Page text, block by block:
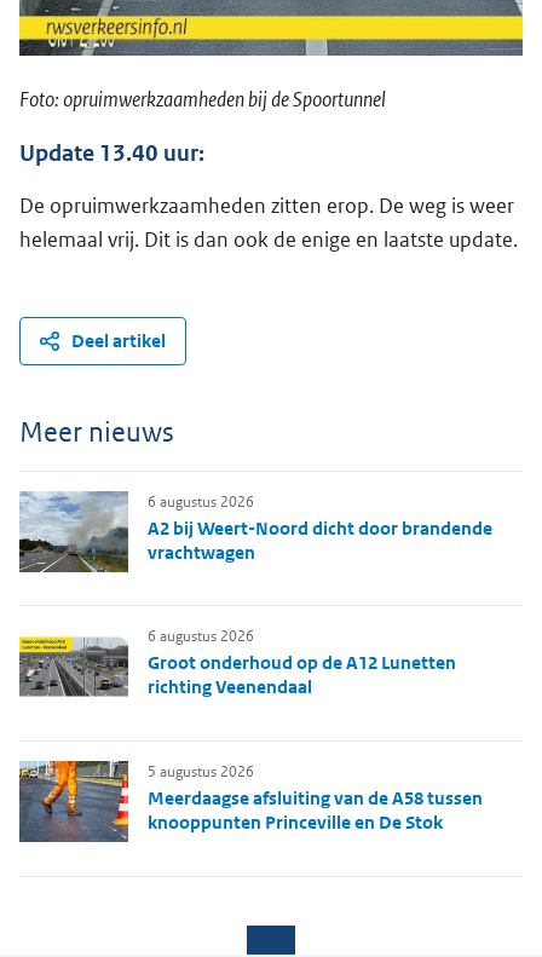
Foto: opruimwerkzaamheden bij de Spoortunnel
Update 13.40 uur:
De opruimwerkzaamheden zitten erop. De weg is weer
helemaal vrij. Dit is dan ook de enige en laatste update.
Deel artikel
Meer nieuws
A2 bij Weert-Noord dicht door brandende
vrachtwagen
6 augustus 2026
Groot onderhoud op de A12 Lunetten
richting Veenendaal
6 augustus 2026
Meerdaagse afsluiting van de A58 tussen
knooppunten Princeville en De Stok
5 augustus 2026